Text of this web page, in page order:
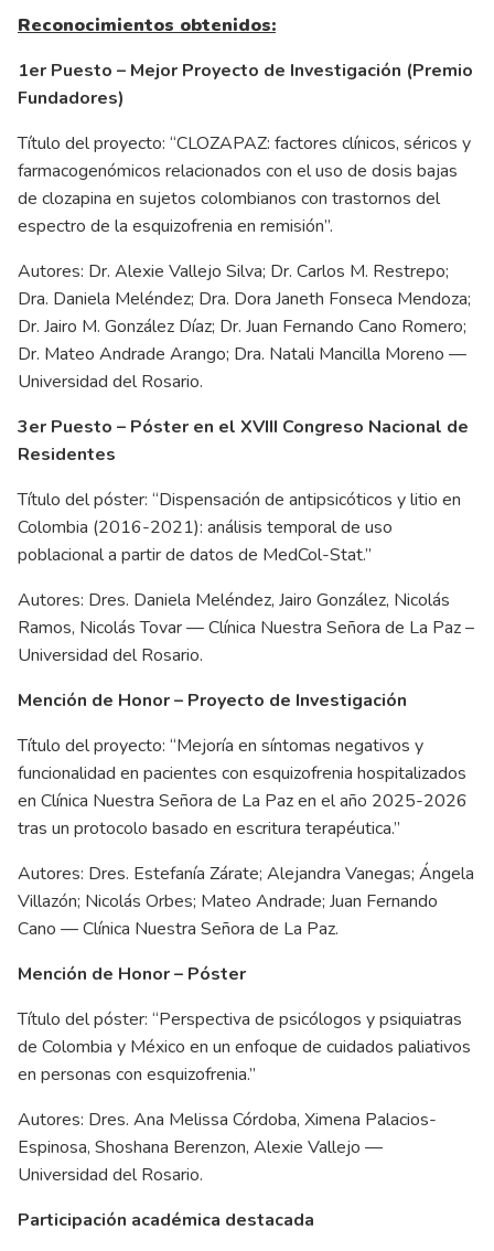
Reconocimientos obtenidos:
1er Puesto – Mejor Proyecto de Investigación (Premio
Fundadores)
Título del proyecto: “CLOZAPAZ: factores clínicos, séricos y
farmacogenómicos relacionados con el uso de dosis bajas
de clozapina en sujetos colombianos con trastornos del
espectro de la esquizofrenia en remisión”.
Autores: Dr. Alexie Vallejo Silva; Dr. Carlos M. Restrepo;
Dra. Daniela Meléndez; Dra. Dora Janeth Fonseca Mendoza;
Dr. Jairo M. González Díaz; Dr. Juan Fernando Cano Romero;
Dr. Mateo Andrade Arango; Dra. Natali Mancilla Moreno —
Universidad del Rosario.
3er Puesto – Póster en el XVIII Congreso Nacional de
Residentes
Título del póster: “Dispensación de antipsicóticos y litio en
Colombia (2016-2021): análisis temporal de uso
poblacional a partir de datos de MedCol-Stat.”
Autores: Dres. Daniela Meléndez, Jairo González, Nicolás
Ramos, Nicolás Tovar — Clínica Nuestra Señora de La Paz –
Universidad del Rosario.
Mención de Honor – Proyecto de Investigación
Título del proyecto: “Mejoría en síntomas negativos y
funcionalidad en pacientes con esquizofrenia hospitalizados
en Clínica Nuestra Señora de La Paz en el año 2025-2026
tras un protocolo basado en escritura terapéutica.”
Autores: Dres. Estefanía Zárate; Alejandra Vanegas; Ángela
Villazón; Nicolás Orbes; Mateo Andrade; Juan Fernando
Cano — Clínica Nuestra Señora de La Paz.
Mención de Honor – Póster
Título del póster: “Perspectiva de psicólogos y psiquiatras
de Colombia y México en un enfoque de cuidados paliativos
en personas con esquizofrenia.”
Autores: Dres. Ana Melissa Córdoba, Ximena Palacios-
Espinosa, Shoshana Berenzon, Alexie Vallejo —
Universidad del Rosario.
Participación académica destacada